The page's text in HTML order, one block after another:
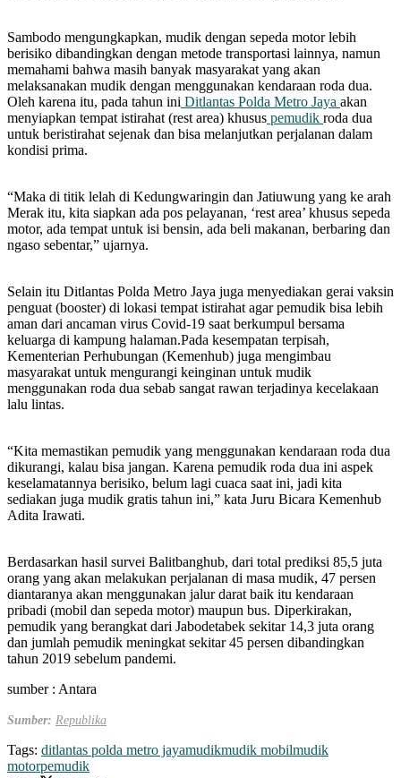
Sambodo mengungkapkan, mudik dengan sepeda motor lebih
berisiko dibandingkan dengan metode transportasi lainnya, namun
memahami bahwa masih banyak masyarakat yang akan
melaksanakan mudik dengan menggunakan kendaraan roda dua.
Oleh karena itu, pada tahun ini Ditlantas Polda Metro Jaya akan
menyiapkan tempat istirahat (rest area) khusus pemudik roda dua
untuk beristirahat sejenak dan bisa melanjutkan perjalanan dalam
kondisi prima.
“Maka di titik lelah di Kedungwaringin dan Jatiuwung yang ke arah
Merak itu, kita siapkan ada pos pelayanan, ‘rest area’ khusus sepeda
motor, ada tempat untuk isi bensin, ada beli makanan, berbaring dan
ngaso sebentar,” ujarnya.
Selain itu Ditlantas Polda Metro Jaya juga menyediakan gerai vaksin
penguat (booster) di lokasi tempat istirahat agar pemudik bisa lebih
aman dari ancaman virus Covid-19 saat berkumpul bersama
keluarga di kampung halaman.Pada kesempatan terpisah,
Kementerian Perhubungan (Kemenhub) juga mengimbau
masyarakat untuk mengurangi keinginan untuk mudik
menggunakan roda dua sebab sangat rawan terjadinya kecelakaan
lalu lintas.
“Kita memastikan pemudik yang menggunakan kendaraan roda dua
dikurangi, kalau bisa jangan. Karena pemudik roda dua ini aspek
keselamatannya berisiko, belum lagi cuaca saat ini, jadi kita
sediakan juga mudik gratis tahun ini,” kata Juru Bicara Kemenhub
Adita Irawati.
Berdasarkan hasil survei Balitbanghub, dari total prediksi 85,5 juta
orang yang akan melakukan perjalanan di masa mudik, 47 persen
diantaranya akan menggunakan jalur darat baik itu kendaraan
pribadi (mobil dan sepeda motor) maupun bus. Diperkirakan,
pemudik yang berangkat dari Jabodetabek sekitar 14,3 juta orang
dan jumlah pemudik meningkat sekitar 45 persen dibandingkan
tahun 2019 sebelum pandemi.
sumber : Antara
Sumber: Republika
Tags: ditlantas polda metro jayamudikmudik mobilmudik
motorpemudik